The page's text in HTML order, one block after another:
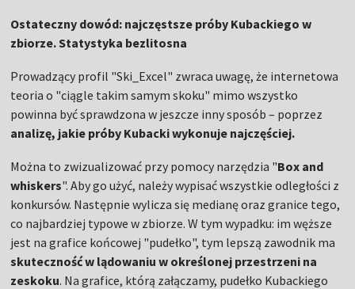
Ostateczny dowód: najczęstsze próby Kubackiego w
zbiorze. Statystyka bezlitosna
Prowadzący profil "Ski_Excel" zwraca uwagę, że internetowa
teoria o "ciągle takim samym skoku" mimo wszystko
powinna być sprawdzona w jeszcze inny sposób – poprzez
analizę, jakie próby Kubacki wykonuje najczęściej.
Można to zwizualizować przy pomocy narzędzia "Box and
whiskers". Aby go użyć, należy wypisać wszystkie odległości z
konkursów. Następnie wylicza się medianę oraz granice tego,
co najbardziej typowe w zbiorze. W tym wypadku: im węższe
jest na grafice końcowej "pudełko", tym lepszą zawodnik ma
skuteczność w lądowaniu w określonej przestrzeni na
zeskoku. Na grafice, którą załączamy, pudełko Kubackiego